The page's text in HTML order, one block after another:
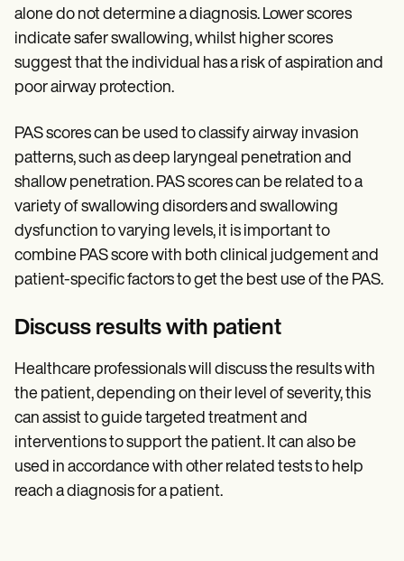
alone do not determine a diagnosis. Lower scores
indicate safer swallowing, whilst higher scores
suggest that the individual has a risk of aspiration and
poor airway protection.
PAS scores can be used to classify airway invasion
patterns, such as deep laryngeal penetration and
shallow penetration. PAS scores can be related to a
variety of swallowing disorders and swallowing
dysfunction to varying levels, it is important to
combine PAS score with both clinical judgement and
patient-specific factors to get the best use of the PAS.
Discuss results with patient
Healthcare professionals will discuss the results with
the patient, depending on their level of severity, this
can assist to guide targeted treatment and
interventions to support the patient. It can also be
used in accordance with other related tests to help
reach a diagnosis for a patient.